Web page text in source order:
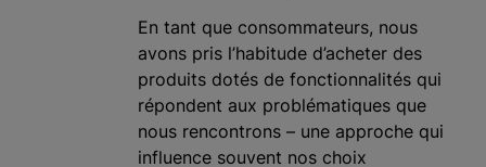
En tant que consommateurs, nous
avons pris l’habitude d’acheter des
produits dotés de fonctionnalités qui
répondent aux problématiques que
nous rencontrons – une approche qui
influence souvent nos choix